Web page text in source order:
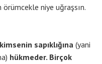
niye uğraşsın.
sapıklığına (yani
hükmeder. Birçok